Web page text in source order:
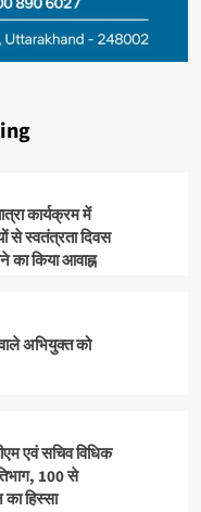
कार्यक्रम में
से स्वतंत्रता दिवस
का किया आवाह्न
अभियुक्त को
एवं सचिव विधिक
100 से
हिस्सा